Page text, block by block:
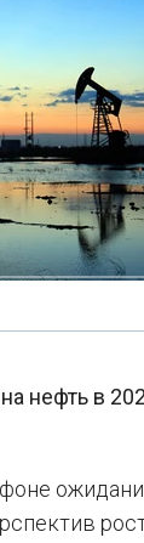
нефть в